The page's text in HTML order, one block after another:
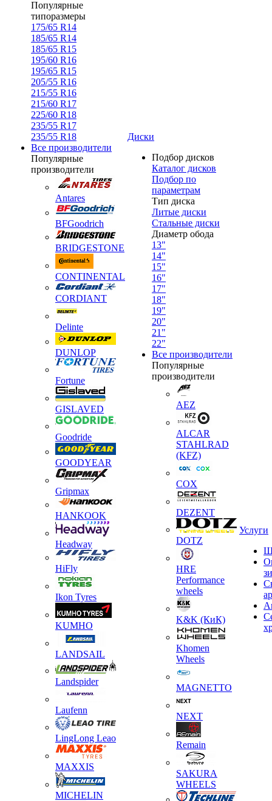
Популярные
типоразмеры
175/65 R14
185/65 R14
185/65 R15
195/60 R16
195/65 R15
205/55 R16
215/55 R16
215/60 R17
225/60 R18
235/55 R17
235/55 R18
Все производители
Популярные
производители
Antares
BFGoodrich
BRIDGESTONE
CONTINENTAL
CORDIANT
Delinte
DUNLOP
Fortune
GISLAVED
Goodride
GOODYEAR
Gripmax
HANKOOK
Headway
HiFly
Ikon Tyres
KUMHO
LANDSAIL
Landspider
Laufenn
LingLong Leao
MAXXIS
MICHELIN
Диски
Подбор дисков
Каталог дисков
Подбор по
параметрам
Тип диска
Литые диски
Стальные диски
Диаметр обода
13"
14"
15"
16"
17"
18"
19"
20"
21"
22"
Все производители
Популярные
производители
AEZ
ALCAR
STAHLRAD
(KFZ)
COX
DEZENT
DOTZ
HRE
Performance
wheels
K&K (КиК)
Khomen
Wheels
MAGNETTO
NEXT
Remain
SAKURA
WHEELS
Услуги